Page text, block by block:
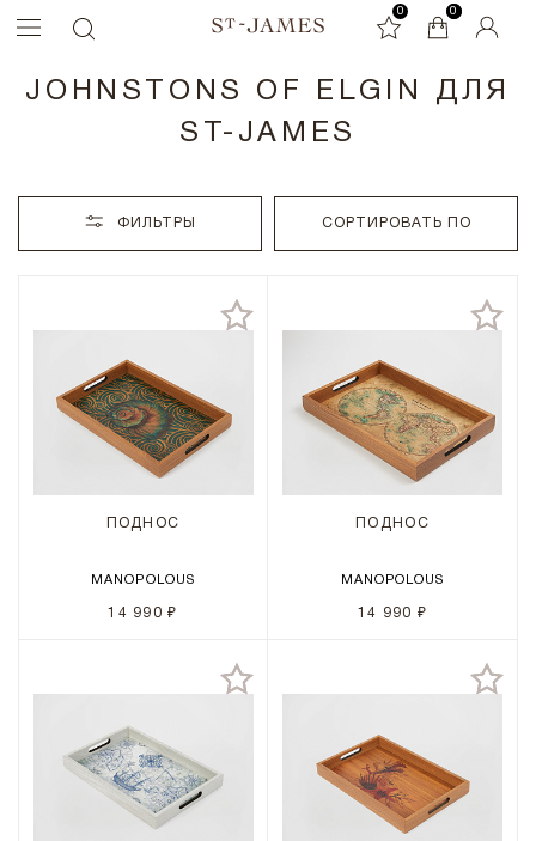
0 0
0
JOHNSTONS OF ELGIN ДЛЯ
ST-JAMES
ФИЛЬТРЫ СОРТИРОВАТЬ ПО
ПОДНОС
MANOPOLOUS
14 990 ₽
ПОДНОС
MANOPOLOUS
14 990 ₽